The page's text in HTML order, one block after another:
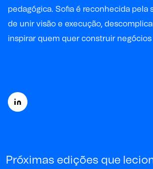
pedagógica. Sofia é reconhecida pela
de unir visão e execução,
inspirar quem quer construir
Próximas edições que